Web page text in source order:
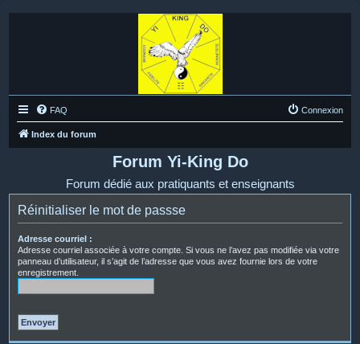
FAQ Connexion
Index du forum
Forum Yi-King Do
Forum dédié aux pratiquants et enseignants
Réinitialiser le mot de passse
Adresse courriel :
Adresse courriel associée à votre compte. Si vous ne l’avez pas modifiée via votre
panneau d’utilisateur, il s’agit de l’adresse que vous avez fournie lors de votre
enregistrement.